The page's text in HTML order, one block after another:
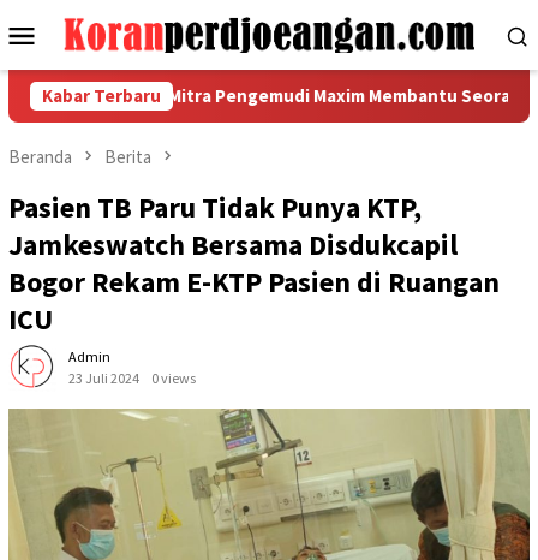
ke
Menu
Mobile
Kabar Terbaru
Mitra Pengemudi Maxim Membantu Seorang Ayah
Beranda Berita
Pasien TB Paru Tidak Punya KTP,
Jamkeswatch Bersama Disdukcapil
Bogor Rekam E-KTP Pasien di Ruangan
ICU
Admin
23 Juli 2024
0 views